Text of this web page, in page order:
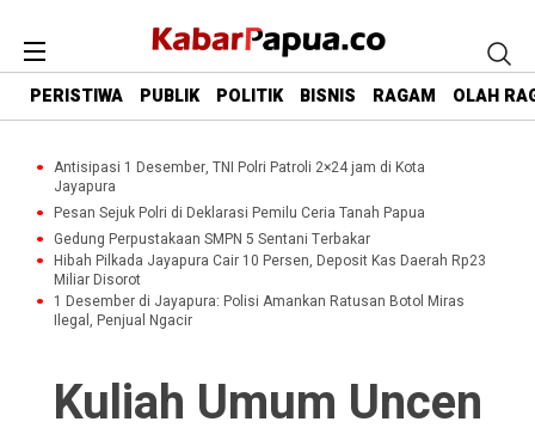
PERISTIWA PUBLIK POLITIK BISNIS RAGAM OLAH
Antisipasi 1 Desember, TNI Polri Patroli 2×24 jam di Kota
Jayapura
Pesan Sejuk Polri di Deklarasi Pemilu Ceria Tanah Papua
Gedung Perpustakaan SMPN 5 Sentani Terbakar
Hibah Pilkada Jayapura Cair 10 Persen, Deposit Kas Daerah Rp23
Miliar Disorot
1 Desember di Jayapura: Polisi Amankan Ratusan Botol Miras
Ilegal, Penjual Ngacir
Kuliah Umum Uncen